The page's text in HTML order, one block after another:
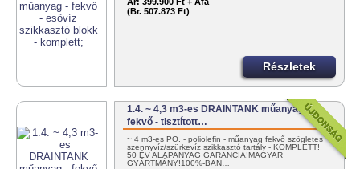
(Br. 507.873 Ft)
Részletek
1.4. ~ 4,3 m3-es DRAINTANK műanyag -
fekvő - tisztított…
~ 4 m3-es PO. - poliolefin - műanyag fekvő szögletes
szennyvíz/szürkevíz szikkasztó tartály - KOMPLETT!
50 ÉV ALAPANYAG GARANCIA!MAGYAR
GYÁRTMÁNY!100%-BAN…